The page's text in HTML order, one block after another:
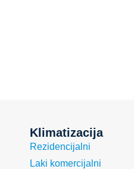
Klimatizacija
Rezidencijalni
Laki komercijalni